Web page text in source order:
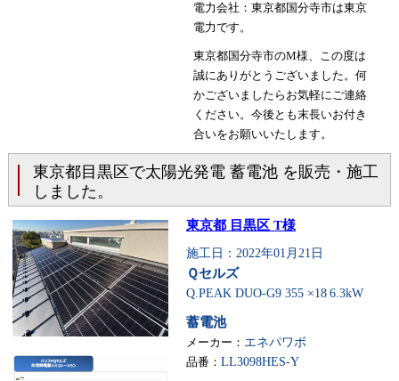
電力会社：東京都国分寺市は東京
電力です。
東京都国分寺市のM様、この度は
誠にありがとうございました。何
かございましたらお気軽にご連絡
ください。今後とも末長いお付き
合いをお願いいたします。
東京都目黒区で太陽光発電 蓄電池 を販売・施工
しました。
東京都 目黒区 T様
施工日：2022年01月21日
Ｑセルズ
Q.PEAK DUO-G9 355 ×18 6.3kW
蓄電池
メーカー： エネパワボ
品番： LL3098HES-Y